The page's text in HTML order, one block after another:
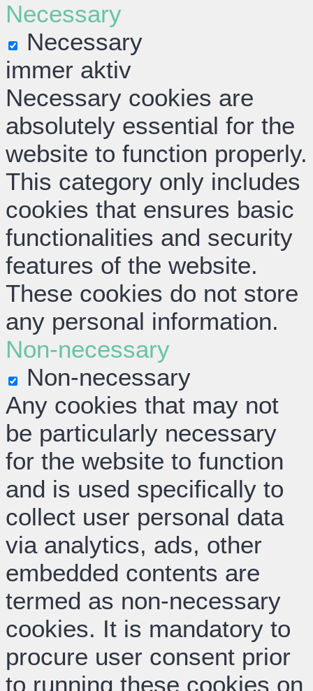
Necessary
Necessary
immer aktiv
Necessary cookies are
absolutely essential for the
website to function properly.
This category only includes
cookies that ensures basic
functionalities and security
features of the website.
These cookies do not store
any personal information.
Non-necessary
Non-necessary
Any cookies that may not
be particularly necessary
for the website to function
and is used specifically to
collect user personal data
via analytics, ads, other
embedded contents are
termed as non-necessary
cookies. It is mandatory to
procure user consent prior
to running these cookies on